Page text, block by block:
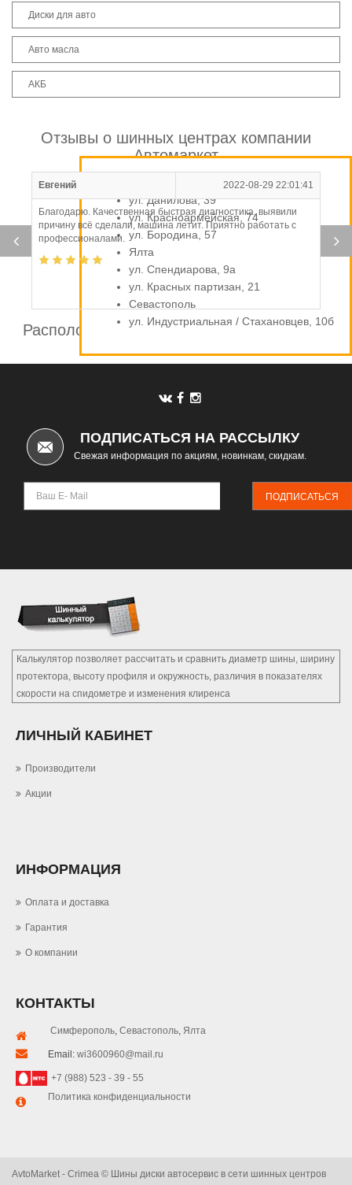
Диски для авто
Авто масла
АКБ
Отзывы о шинных центрах компании
Автомаркет
Евгений 2022-08-29 22:01:41
Благодарю. Качественная быстрая диагностика, выявили
причину всё сделали, машина летит. Приятно работать с
профессионалами.
Расположение шинных центров компании
ул. Данилова, 39
ул. Красноармейская, 74
ул. Бородина, 57
Ялта
ул. Спендиарова, 9а
ул. Красных партизан, 21
Севастополь
ул. Индустриальная / Стахановцев, 10б
ПОДПИСАТЬСЯ НА РАССЫЛКУ
Свежая информация по акциям, новинкам, скидкам.
ПОДПИСАТЬСЯ
Калькулятор позволяет рассчитать и сравнить диаметр шины, ширину
протектора, высоту профиля и окружность, различия в показателях
скорости на спидометре и изменения клиренса
ЛИЧНЫЙ КАБИНЕТ
Производители
Акции
ИНФОРМАЦИЯ
Оплата и доставка
Гарантия
О компании
КОНТАКТЫ
Симферополь, Севастополь, Ялта
Email: wi3600960@mail.ru
+7 (988) 523 - 39 - 55
Политика конфиденциальности
AvtoMarket - Crimea © Шины диски автосервис в сети шинных центров